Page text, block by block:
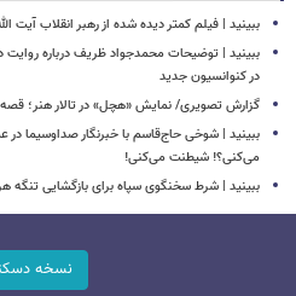
ببینید | فیلم کمتر دیده شده از رهبر انقلاب
ببینید | توضیحات محمدجواد ظریف درباره
در کنوانسیون جدید
گزارش تصویری/ نمایش «هچل» در تالار هنر؛
ببینید | شوخی حاج‌قاسم با خبرنگار صداوسیما در
می‌کنی؟! شیطنت می‌کنی!
ببینید | شرط سخنگوی سپاه برای بازگشایی تنگه
نسخه